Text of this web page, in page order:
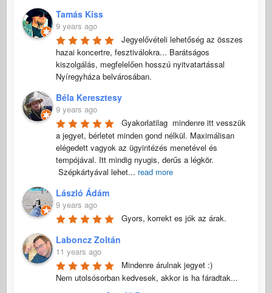
Tamás Kiss
9 years ago
Jegyelővételi lehetőség az összes
hazai koncertre, fesztiválokra... Barátságos
kiszolgálás, megfelelően hosszú nyitvatartással
Nyíregyháza belvárosában.
Béla Keresztesy
9 years ago
Gyakorlatilag  mindenre itt vesszük
a jegyet, bérletet minden gond nélkül. Maximálisan
elégedett vagyok az ügyintézés menetével és
tempójával. Itt mindig nyugis, derűs a légkör.
Szépkártyával lehet... read more
László Ádám
9 years ago
Gyors, korrekt es jók az árak.
Laboncz Zoltán
11 years ago
Mindenre árulnak jegyet :)
Nem utolsósorban kedvesek, akkor is ha fáradtak...